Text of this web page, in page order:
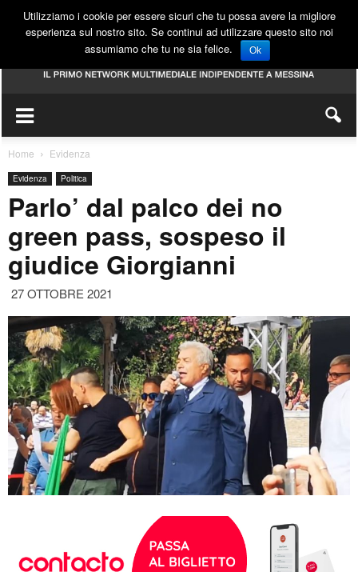
Home Evidenza
Evidenza Politica
Parlo’ dal palco dei no
green pass, sospeso il
giudice Giorgianni
27 OTTOBRE 2021
Utilizziamo i cookie per essere sicuri che tu possa avere la migliore
esperienza sul nostro sito. Se continui ad utilizzare questo sito noi
assumiamo che tu ne sia felice.
Ok